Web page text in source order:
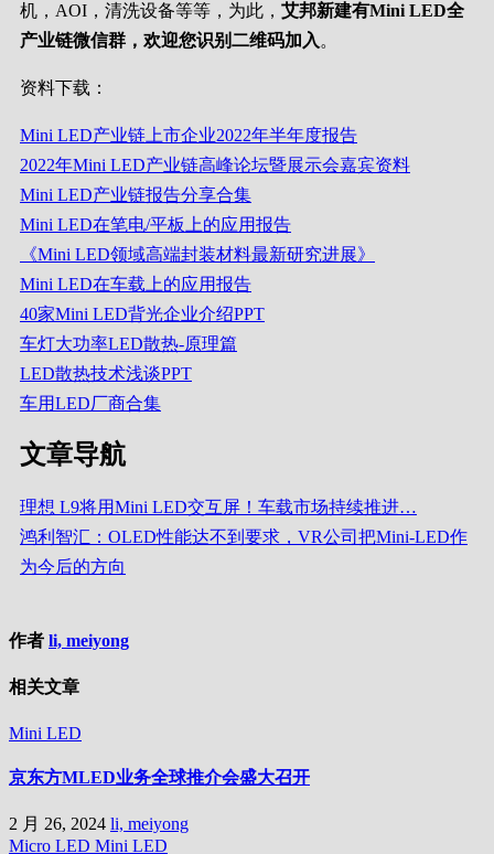
机，AOI，清洗设备等等，为此， 艾邦新建有Mini LED全
产业链微信群，欢迎您识别二维码加入 。
资料下载：
Mini LED产业链上市企业2022年半年度报告
2022年Mini LED产业链高峰论坛暨展示会嘉宾资料
Mini LED产业链报告分享合集
Mini LED在笔电/平板上的应用报告
《Mini LED领域高端封装材料最新研究进展》
Mini LED在车载上的应用报告
40家Mini LED背光企业介绍PPT
车灯大功率LED散热-原理篇
LED散热技术浅谈PPT
车用LED厂商合集
文章导航
理想 L9将用Mini LED交互屏！车载市场持续推进…
鸿利智汇：OLED性能达不到要求，VR公司把Mini-LED作
为今后的方向
作者 li, meiyong
相关文章
Mini LED
京东方MLED业务全球推介会盛大召开
2 月 26, 2024 li, meiyong
Micro LED Mini LED